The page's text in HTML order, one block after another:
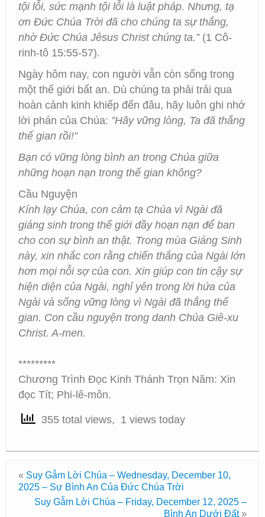
tội lỗi, sức mạnh tội lỗi là luật pháp. Nhưng, tạ
ơn Đức Chúa Trời đã cho chúng ta sự thắng,
nhờ Đức Chúa Jêsus Christ chúng ta.”(1 Cô-
rinh-tô 15:55-57).
Ngày hôm nay, con người vẫn còn sống trong
một thế giới bất an. Dù chúng ta phải trải qua
hoàn cảnh kinh khiếp đến đâu, hãy luôn ghi nhớ
lời phán của Chúa: ”Hãy vững lòng, Ta đã thắng
thế gian rồi!”
Bạn có vững lòng bình an trong Chúa giữa
những hoạn nạn trong thế gian không?
Cầu Nguyện
Kính lạy Chúa, con cảm tạ Chúa vì Ngài đã
giáng sinh trong thế giới đầy hoạn nạn để ban
cho con sự bình an thật. Trong mùa Giáng Sinh
này, xin nhắc con rằng chiến thắng của Ngài lớn
hơn mọi nỗi sợ của con. Xin giúp con tin cậy sự
hiện diện của Ngài, nghỉ yên trong lời hứa của
Ngài và sống vững lòng vì Ngài đã thắng thế
gian. Con cầu nguyện trong danh Chúa Giê-xu
Christ. A-men.
*********
Chương Trình Đọc Kinh Thánh Trọn Năm: Xin
đọc Tít; Phi-lê-môn.
355 total views, 1 views today
« Suy Gẫm Lời Chúa – Wednesday, December 10,
2025 – Sự Bình An Của Đức Chúa Trời
Suy Gẫm Lời Chúa – Friday, December 12, 2025 –
Bình An Dưới Đất»